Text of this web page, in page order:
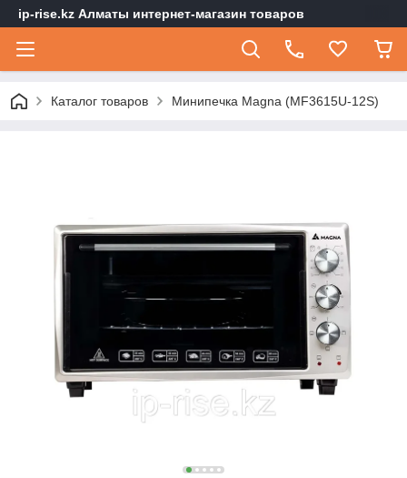
ip-rise.kz Алматы интернет-магазин товаров
Каталог товаров Минипечка Magna (MF3615U-12S)